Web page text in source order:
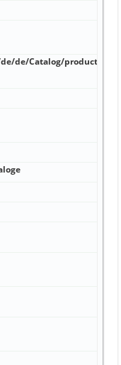
de/Catalog/product?